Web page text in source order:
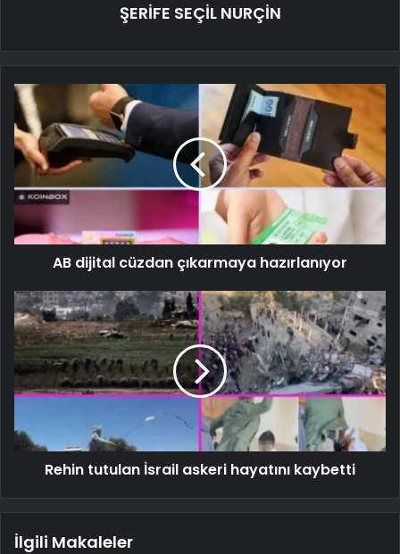
ŞERİFE SEÇİL NURÇİN
AB dijital cüzdan çıkarmaya hazırlanıyor
Rehin tutulan İsrail askeri hayatını kaybetti
İlgili Makaleler